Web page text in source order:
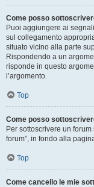
Come posso
Puoi aggiungere ai
sul collegamento
situato vicino alla parte
Rispondendo a un
risponde in questo
l’argomento.
Top
Come posso
Per sottoscrivere un
forum”, in fondo alla
Top
Come cancello le mie